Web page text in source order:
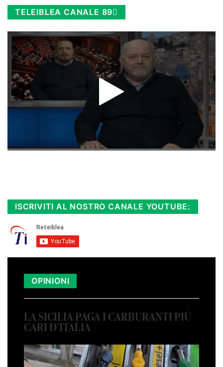
TELEIBLEA CANALE 89
ISCRIVITI AL NOSTRO CANALE YOUTUBE:
OPINIONI
LA SICILIA PAGA I CARBURANTI PIÙ
CARI D’ITALIA